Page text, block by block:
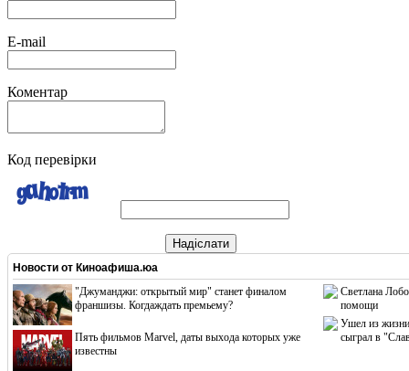
E-mail
Коментар
Код перевірки
Надіслати
Новости от Киноафиша.юа
"Джуманджи: открытый мир" станет финалом
франшизы. Когдаждать премьему?
Пять фильмов Marvel, даты выхода которых уже
известны
Светлана
помощи
Ушел из жизни
сыграл в